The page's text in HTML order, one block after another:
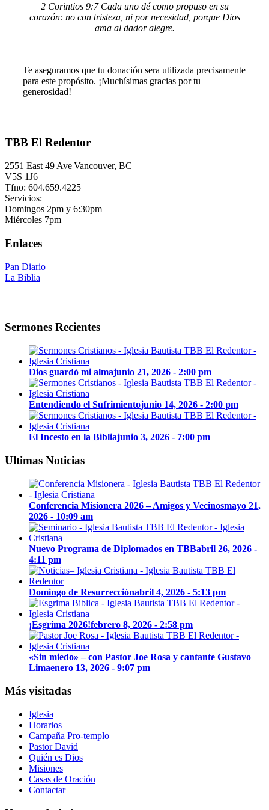
2 Corintios 9:7 Cada uno dé como propuso en su
corazón: no con tristeza, ni por necesidad, porque Dios
ama al dador alegre.
Te aseguramos que tu donación sera utilizada precisamente
para este propósito. ¡Muchísimas gracias por tu
generosidad!
TBB El Redentor
2551 East 49 Ave|Vancouver, BC
V5S 1J6
Tfno: 604.659.4225
Servicios:
Domingos 2pm y 6:30pm
Miércoles 7pm
Enlaces
Pan Diario
La Biblia
Sermones Recientes
Dios guardó mi almajunio 21, 2026 - 2:00 pm
Entendiendo el Sufrimientojunio 14, 2026 - 2:00 pm
El Incesto en la Bibliajunio 3, 2026 - 7:00 pm
Ultimas Noticias
Conferencia Misionera 2026 – Amigos y Vecinosmayo 21,
2026 - 10:09 am
Nuevo Programa de Diplomados en TBBabril 26, 2026 -
4:11 pm
Domingo de Resurrecciónabril 4, 2026 - 5:13 pm
¡Esgrima 2026!febrero 8, 2026 - 2:58 pm
«Sin miedo» – con Pastor Joe Rosa y cantante Gustavo
Limaenero 13, 2026 - 9:07 pm
Más visitadas
Iglesia
Horarios
Campaña Pro-templo
Pastor David
Quién es Dios
Misiones
Casas de Oración
Contactar